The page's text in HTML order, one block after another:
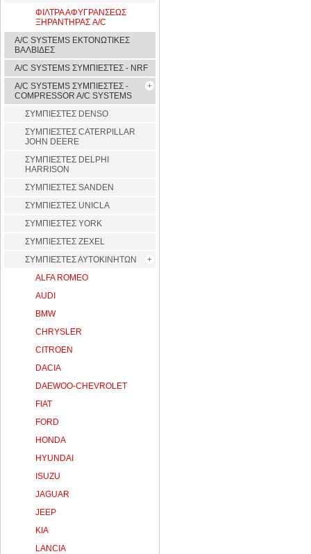
ΦΙΛΤΡΑ ΑΦΥΓΡΑΝΣΕΩΣ
ΞΗΡΑΝΤΗΡΑΣ A/C
A/C SYSTEMS ΕΚΤΟΝΩΤΙΚΕΣ
ΒΑΛΒΙΔΕΣ
A/C SYSTEMS ΣΥΜΠΙΕΣΤΕΣ - NRF
A/C SYSTEMS ΣΥΜΠΙΕΣΤΕΣ -
COMPRESSOR A/C SYSTEMS
ΣΥΜΠΙΕΣΤΕΣ DENSO
ΣΥΜΠΙΕΣΤΕΣ CATERPILLAR
JOHN DEERE
ΣΥΜΠΙΕΣΤΕΣ DELPHI
HARRISON
ΣΥΜΠΙΕΣΤΕΣ SANDEN
ΣΥΜΠΙΕΣΤΕΣ UNICLA
ΣΥΜΠΙΕΣΤΕΣ YORK
ΣΥΜΠΙΕΣΤΕΣ ZEXEL
ΣΥΜΠΙΕΣΤΕΣ ΑΥΤΟΚΙΝΗΤΩΝ
ALFA ROMEO
AUDI
BMW
CHRYSLER
CITROEN
DACIA
DAEWOO-CHEVROLET
FIAT
FORD
HONDA
HYUNDAI
ISUZU
JAGUAR
JEEP
KIA
LANCIA